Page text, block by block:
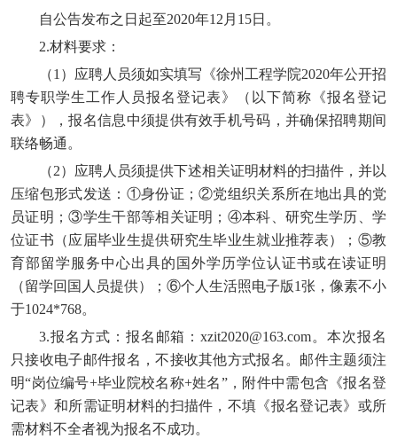
自公告发布之日起至2020年12月15日。
2.材料要求：
（1）应聘人员须如实填写《徐州工程学院2020年公开招
聘专职学生工作人员报名登记表》（以下简称《报名登记
表》），报名信息中须提供有效手机号码，并确保招聘期间
联络畅通。
（2）应聘人员须提供下述相关证明材料的扫描件，并以
压缩包形式发送：①身份证；②党组织关系所在地出具的党
员证明；③学生干部等相关证明；④本科、研究生学历、学
位证书（应届毕业生提供研究生毕业生就业推荐表）；⑤教
育部留学服务中心出具的国外学历学位认证书或在读证明
（留学回国人员提供）；⑥个人生活照电子版1张，像素不小
于1024*768。
3.报名方式：报名邮箱：xzit2020@163.com。本次报名
只接收电子邮件报名，不接收其他方式报名。邮件主题须注
明“岗位编号+毕业院校名称+姓名”，附件中需包含《报名登
记表》和所需证明材料的扫描件，不填《报名登记表》或所
需材料不全者视为报名不成功。